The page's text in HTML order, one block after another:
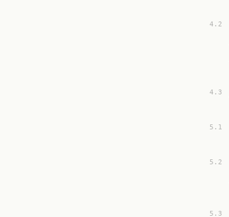
4.2
4.3
5.1
5.2
5.3